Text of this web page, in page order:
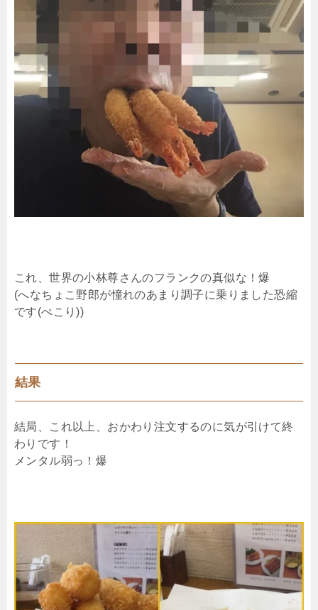
これ、世界の小林尊さんのフランクの真似な！爆
(へなちょこ野郎が憧れのあまり調子に乗りました恐縮
です(ぺこり))
結果
結局、これ以上、おかわり注文するのに気が引けて終
わりです！
メンタル弱っ！爆